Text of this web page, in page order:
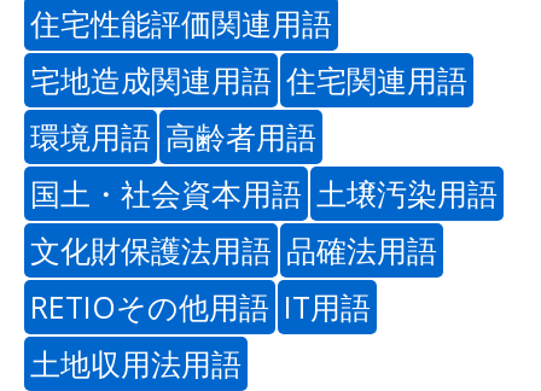
住宅性能評価関連用語
宅地造成関連用語 住宅関連用語
環境用語 高齢者用語
国土・社会資本用語 土壌汚染用語
文化財保護法用語 品確法用語
RETIOその他用語 IT用語
土地収用法用語